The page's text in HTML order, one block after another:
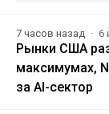
7 часов назад 6
Рынки США
максимумах,
за AI-сектор